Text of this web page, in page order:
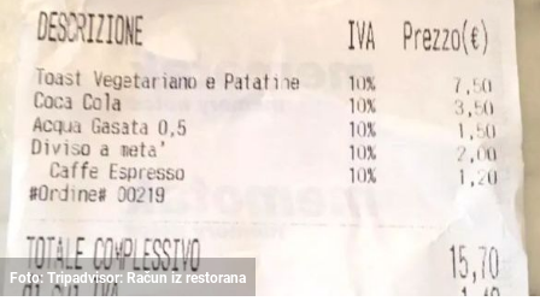
Foto: Tripadvisor: Račun iz restorana